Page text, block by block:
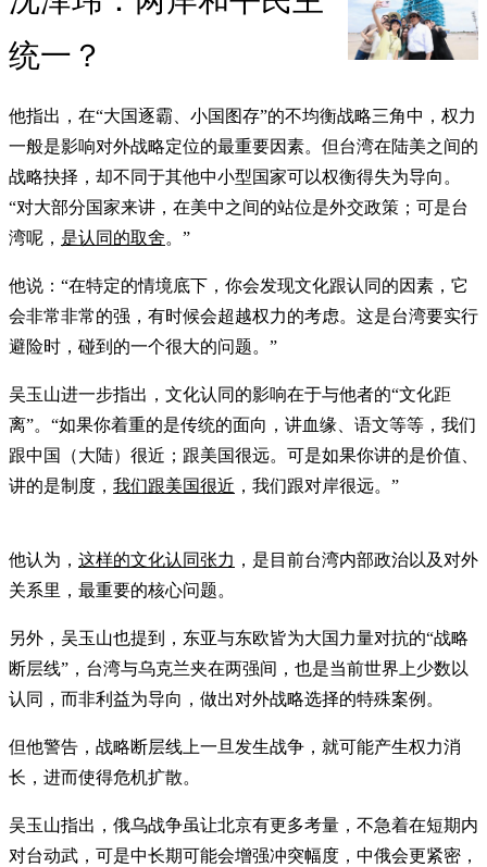
统一？
他指出，在“大国逐霸、小国图存”的不均衡战略三角中，权力
一般是影响对外战略定位的最重要因素。但台湾在陆美之间的
战略抉择，却不同于其他中小型国家可以权衡得失为导向。
“对大部分国家来讲，在美中之间的站位是外交政策；可是台
湾呢， 是认同的取舍。”
他说：“在特定的情境底下，你会发现文化跟认同的因素，它
会非常非常的强，有时候会超越权力的考虑。这是台湾要实行
避险时，碰到的一个很大的问题。”
吴玉山进一步指出，文化认同的影响在于与他者的“文化距
离”。“如果你着重的是传统的面向，讲血缘、语文等等，我们
跟中国（大陆）很近；跟美国很远。可是如果你讲的是价值、
讲的是制度， 我们跟美国很近 ，我们跟对岸很远。”
他认为， 这样的文化认同张力 ，是目前台湾内部政治以及对外
关系里，最重要的核心问题。
另外，吴玉山也提到，东亚与东欧皆为大国力量对抗的“战略
断层线”，台湾与乌克兰夹在两强间，也是当前世界上少数以
认同，而非利益为导向，做出对外战略选择的特殊案例。
但他警告，战略断层线上一旦发生战争，就可能产生权力消
长，进而使得危机扩散。
吴玉山指出，俄乌战争虽让北京有更多考量，不急着在短期内
对台动武，可是中长期可能会增强冲突幅度，中俄会更紧密，